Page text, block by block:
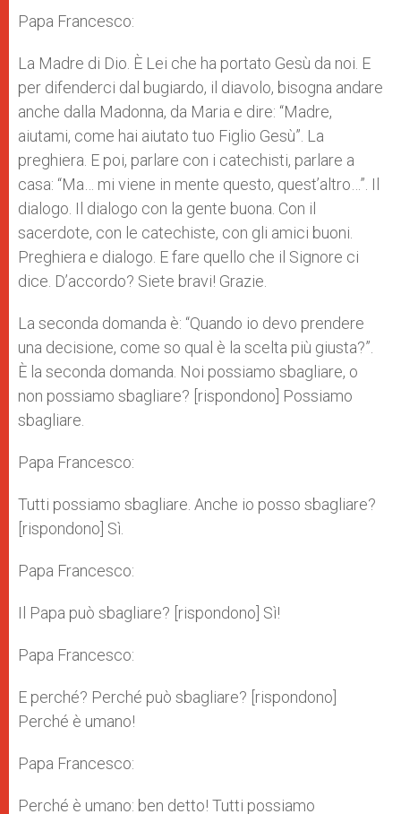
Papa Francesco:
La Madre di Dio. È Lei che ha portato Gesù da noi. E
per difenderci dal bugiardo, il diavolo, bisogna andare
anche dalla Madonna, da Maria e dire: “Madre,
aiutami, come hai aiutato tuo Figlio Gesù”. La
preghiera. E poi, parlare con i catechisti, parlare a
casa: “Ma… mi viene in mente questo, quest’altro…”. Il
dialogo. Il dialogo con la gente buona. Con il
sacerdote, con le catechiste, con gli amici buoni.
Preghiera e dialogo. E fare quello che il Signore ci
dice. D’accordo? Siete bravi! Grazie.
La seconda domanda è: “Quando io devo prendere
una decisione, come so qual è la scelta più giusta?”.
È la seconda domanda. Noi possiamo sbagliare, o
non possiamo sbagliare? [rispondono] Possiamo
sbagliare.
Papa Francesco:
Tutti possiamo sbagliare. Anche io posso sbagliare?
[rispondono] Sì.
Papa Francesco:
Il Papa può sbagliare? [rispondono] Sì!
Papa Francesco:
E perché? Perché può sbagliare? [rispondono]
Perché è umano!
Papa Francesco:
Perché è umano: ben detto! Tutti possiamo